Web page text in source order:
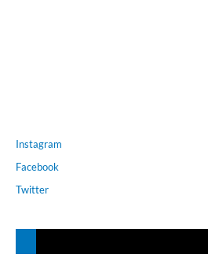
Instagram
Facebook
Twitter